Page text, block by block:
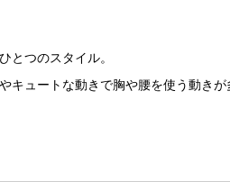
とつのスタイル。
キュートな動きで胸や腰を使う動きが